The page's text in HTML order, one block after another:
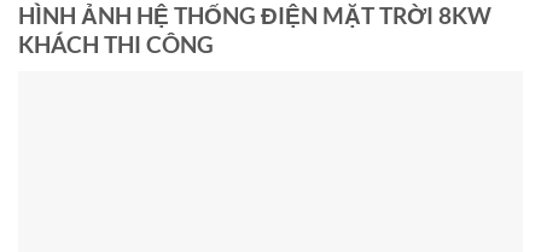
HÌNH ẢNH HỆ THỐNG ĐIỆN MẶT TRỜI 8KW
KHÁCH THI CÔNG